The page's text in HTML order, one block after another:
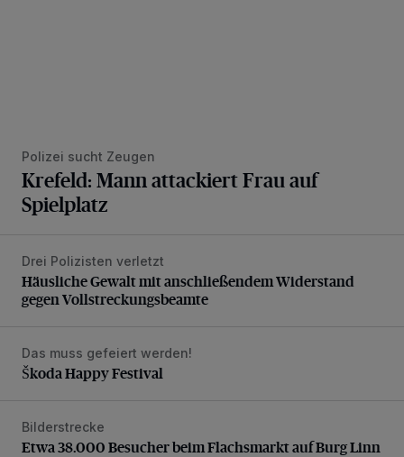
Polizei sucht Zeugen
Krefeld: Mann attackiert Frau auf
Spielplatz
Häusliche Gewalt mit anschließendem Widerstand gegen
Drei Polizisten verletzt
Häusliche Gewalt mit anschließendem Widerstand
gegen Vollstreckungsbeamte
Škoda Happy Festival
Das muss gefeiert werden!
Škoda Happy Festival
Etwa 38.000 Besucher beim Flachsmarkt auf Burg Linn
Bilderstrecke
Etwa 38.000 Besucher beim Flachsmarkt auf Burg Linn